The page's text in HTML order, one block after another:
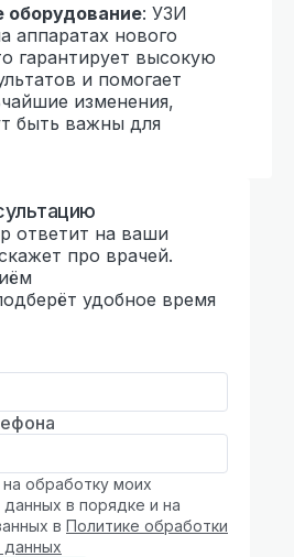
оборудование: УЗИ
аппаратах нового
гарантирует высокую
и помогает
изменения,
быть важны для
ответит на ваши
про врачей.
удобное время
обработку моих
в порядке и на
в Политике обработки
данных